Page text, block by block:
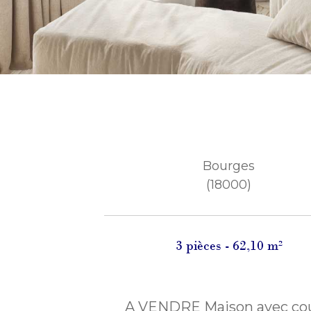
Bourges
(18000)
3 pièces - 62,10 m²
A VENDRE Maison avec